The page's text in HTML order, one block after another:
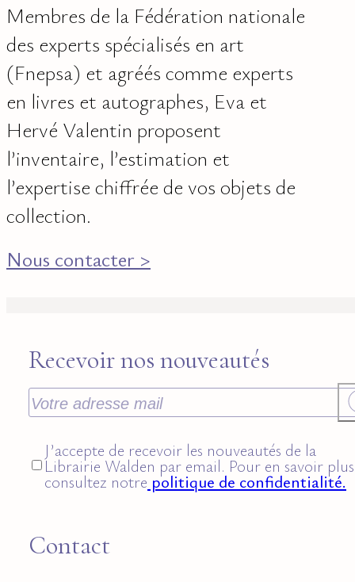
Membres de la Fédération nationale
des experts spécialisés en art
(Fnepsa) et agréés comme experts
en livres et autographes, Eva et
Hervé Valentin proposent
l’inventaire, l’estimation et
l’expertise chiffrée de vos objets de
collection.
Nous contacter >
Recevoir nos nouveautés
J’accepte de recevoir les nouveautés de la
Librairie Walden par email. Pour en savoir
consultez notre politique de confidentialité.
Contact